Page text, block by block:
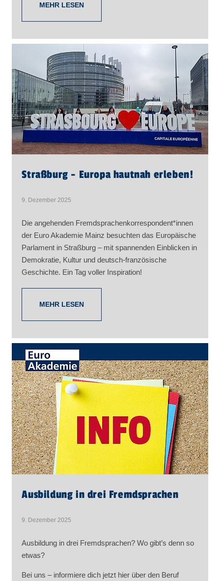
MEHR LESEN
Straßburg - Europa hautnah erleben!
9. Dezember 2025
Die angehenden Fremdsprachenkorrespondent*innen
der Euro Akademie Mainz besuchten das Europäische
Parlament in Straßburg – mit spannenden Einblicken in
Demokratie, Kultur und deutsch-französische
Geschichte. Ein Tag voller Inspiration!
MEHR LESEN
Ausbildung in drei Fremdsprachen
9. Dezember 2025
Ausbildung in drei Fremdsprachen? Wo gibt’s denn so
etwas?
Bei uns – informiere dich jetzt hier über den Beruf